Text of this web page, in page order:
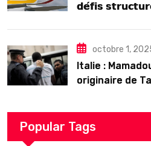
𝗱𝗲́𝗳𝗶𝘀
octobre 1,
Italie :
originaire de
arrestation
Popular Tags